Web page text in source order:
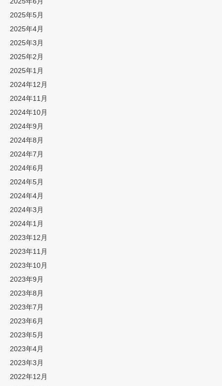
2025年5月
2025年4月
2025年3月
2025年2月
2025年1月
2024年12月
2024年11月
2024年10月
2024年9月
2024年8月
2024年7月
2024年6月
2024年5月
2024年4月
2024年3月
2024年1月
2023年12月
2023年11月
2023年10月
2023年9月
2023年8月
2023年7月
2023年6月
2023年5月
2023年4月
2023年3月
2022年12月